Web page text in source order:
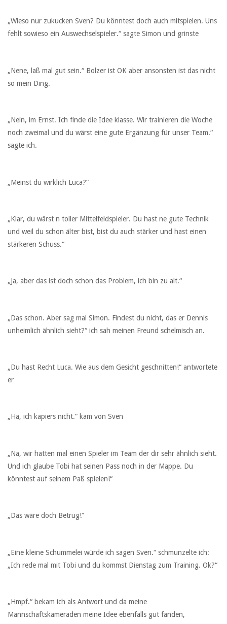
„Wieso nur zukucken Sven? Du könntest doch auch mitspielen. Uns
fehlt sowieso ein Auswechselspieler.“ sagte Simon und grinste
„Nene, laß mal gut sein.“ Bolzer ist OK aber ansonsten ist das nicht
so mein Ding.
„Nein, im Ernst. Ich finde die Idee klasse. Wir trainieren die Woche
noch zweimal und du wärst eine gute Ergänzung für unser Team.“
sagte ich.
„Meinst du wirklich Luca?“
„Klar, du wärst n toller Mittelfeldspieler. Du hast ne gute Technik
und weil du schon älter bist, bist du auch stärker und hast einen
stärkeren Schuss.“
„Ja, aber das ist doch schon das Problem, ich bin zu alt.“
„Das schon. Aber sag mal Simon. Findest du nicht, das er Dennis
unheimlich ähnlich sieht?“ ich sah meinen Freund schelmisch an.
„Du hast Recht Luca. Wie aus dem Gesicht geschnitten!“ antwortete
er
„Hä, ich kapiers nicht.“ kam von Sven
„Na, wir hatten mal einen Spieler im Team der dir sehr ähnlich sieht.
Und ich glaube Tobi hat seinen Pass noch in der Mappe. Du
könntest auf seinem Paß spielen!“
„Das wäre doch Betrug!“
„Eine kleine Schummelei würde ich sagen Sven.“ schmunzelte ich:
„Ich rede mal mit Tobi und du kommst Dienstag zum Training. Ok?“
„Hmpf.“ bekam ich als Antwort und da meine
Mannschaftskameraden meine Idee ebenfalls gut fanden,